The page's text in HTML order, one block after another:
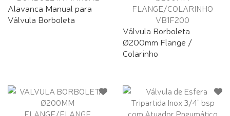
Alavanca Manual para
Válvula Borboleta
Válvula Borboleta
Ø200mm Flange /
Colarinho